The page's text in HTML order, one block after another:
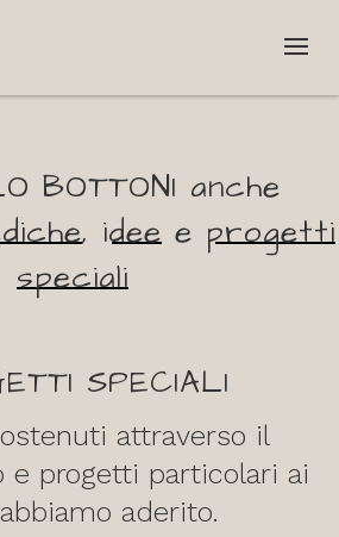
BOTTONI anche
, idee e progetti
speciali
SPECIALI
attraverso il
e progetti particolari ai
aderito.